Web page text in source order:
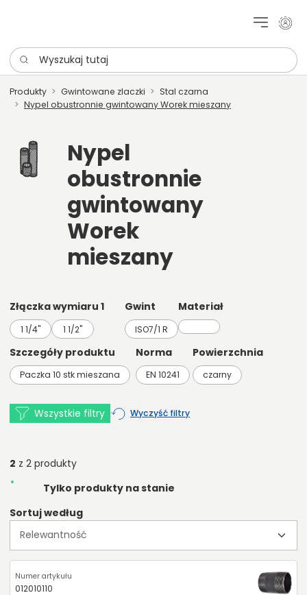
Moje
Wyszukaj tutaj
Produkty Gwintowane zlaczki
Stal czarna
Nypel obustronnie gwintowany Worek mieszany
Nypel
obustronnie
gwintowany
Worek
mieszany
Złączka wymiaru 1
1 1/4" 1 1/2"
Gwint
ISO7/1 R
Materiał
Szczegóły produktu
Paczka 10 stk mieszana
Norma
EN 10241
Powierzchnia
czarny
Wszystkie filtry Wyczyść filtry
2 z 2 produkty
Tylko produkty na stanie
Sortuj według
012010110